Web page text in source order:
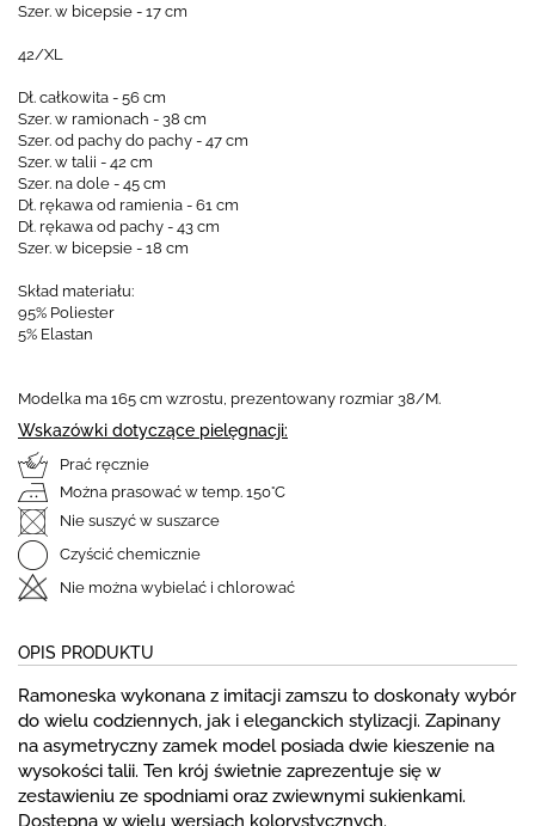
Szer. w bicepsie - 17 cm
42/XL
Dł. całkowita - 56 cm
Szer. w ramionach - 38 cm
Szer. od pachy do pachy - 47 cm
Szer. w talii - 42 cm
Szer. na dole - 45 cm
Dł. rękawa od ramienia - 61 cm
Dł. rękawa od pachy - 43 cm
Szer. w bicepsie - 18 cm
Skład materiału:
95% Poliester
5% Elastan
Modelka ma 165 cm wzrostu, prezentowany rozmiar 38/M.
Wskazówki dotyczące pielęgnacji:
Prać ręcznie
Można prasować w temp. 150°C
Nie suszyć w suszarce
Czyścić chemicznie
Nie można wybielać i chlorować
OPIS PRODUKTU
Ramoneska wykonana z imitacji zamszu to doskonały wybór
do wielu codziennych, jak i eleganckich stylizacji. Zapinany
na asymetryczny zamek model posiada dwie kieszenie na
wysokości talii. Ten krój świetnie zaprezentuje się w
zestawieniu ze spodniami oraz zwiewnymi sukienkami.